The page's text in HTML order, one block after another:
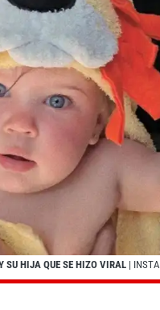
SU HIJA QUE SE HIZO VIRAL |